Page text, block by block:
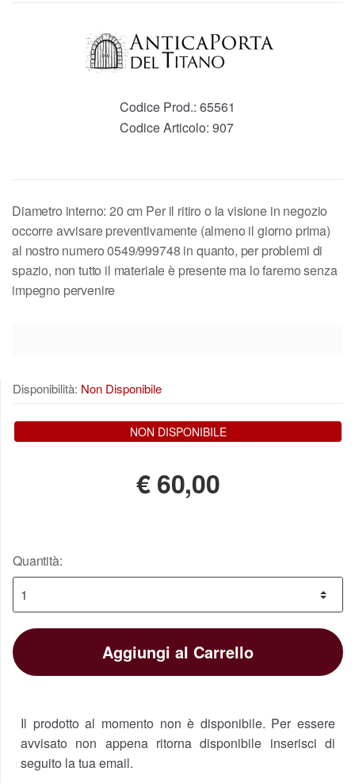
Codice Prod.: 65561
Codice Articolo: 907
Diametro interno: 20 cm Per il ritiro o la visione in negozio
occorre avvisare preventivamente (almeno il giorno prima)
al nostro numero 0549/999748 in quanto, per problemi di
spazio, non tutto il materiale è presente ma lo faremo senza
impegno pervenire
Disponibilità: Non Disponibile
NON DISPONIBILE
€60,00
Quantità:
Aggiungi al Carrello
Il prodotto al momento non è disponibile. Per essere
avvisato non appena ritorna disponibile inserisci di
seguito la tua email.